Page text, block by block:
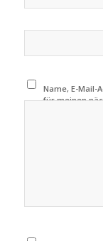
Name, E-Mail-
für meinen